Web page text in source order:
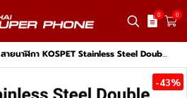
0 0
สายนาฬิกา KOSPET Stainless Steel Double สำหรับ TANK T4 / T3 / T3 Ultra / T3 Ultra 2
-43%